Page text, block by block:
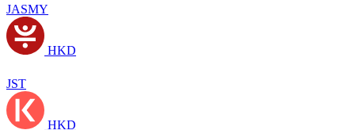
JASMY
HKD
JST
HKD